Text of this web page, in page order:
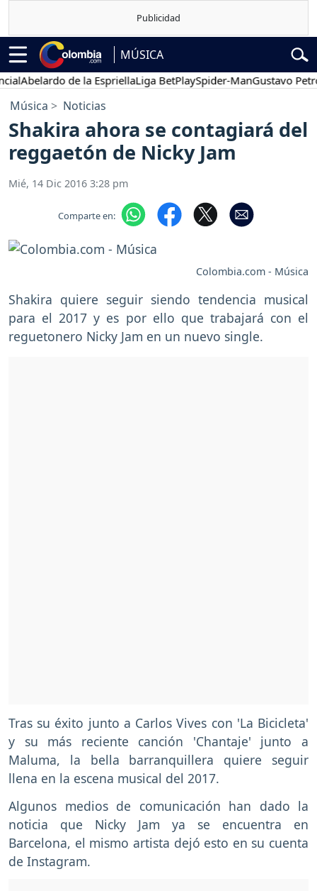
MÚSICA
Abelardo de la EspriellaLiga BetPlaySpider-ManGustavo Petro
Música Noticias
Shakira ahora se contagiará del
reggaetón de Nicky Jam
Mié, 14 Dic 2016 3:28 pm
Comparte en:
Colombia.com - Música
Shakira quiere seguir siendo tendencia musical
para el 2017 y es por ello que trabajará con el
reguetonero Nicky Jam en un nuevo single.
Tras su éxito junto a Carlos Vives con 'La Bicicleta'
y su más reciente canción 'Chantaje' junto a
Maluma, la bella barranquillera quiere seguir
llena en la escena musical del 2017.
Algunos medios de comunicación han dado la
noticia que Nicky Jam ya se encuentra en
Barcelona, el mismo artista dejó esto en su cuenta
de Instagram.